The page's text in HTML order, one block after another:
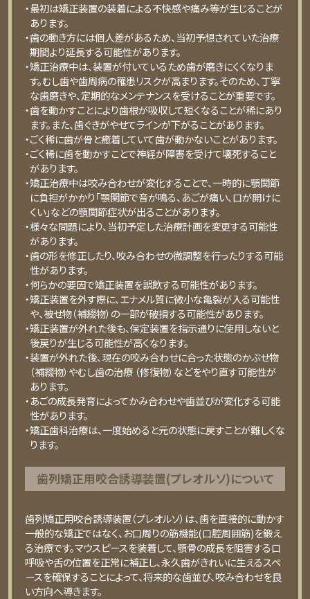
・最初は矯正装置の装着による不快感や痛み等が生じることが
あります。
・歯の動き方には個人差があるため、当初予想されていた治療
期間より延長する可能性があります。
・矯正治療中は、装置が付いているため歯が磨きにくくなりま
す。むし歯や歯周病の罹患リスクが高まります。そのため、丁寧
な歯磨きや、定期的なメンテナンスを受けることが重要です。
・歯を動かすことにより歯根が吸収して短くなることが稀にあり
ます。また、歯ぐきがやせてラインが下がることがあります。
・ごく稀に歯が骨と癒着していて歯が動かないことがあります。
・ごく稀に歯を動かすことで神経が障害を受けて壊死すること
があります。
・矯正治療中は咬み合わせが変化することで、一時的に顎関節
に負担がかかり「顎関節で音が鳴る、あごが痛い、口が開けに
くい」などの顎関節症状が出ることがあります。
・様々な問題により、当初予定した治療計画を変更する可能性
があります。
・歯の形を修正したり、咬み合わせの微調整を行ったりする可能
性があります。
・何らかの要因で矯正装置を誤飲する可能性があります。
・矯正装置を外す際に、エナメル質に微小な亀裂が入る可能性
や、被せ物（補綴物）の一部が破損する可能性があります。
・矯正装置が外れた後も、保定装置を指示通りに使用しないと
後戻りが生じる可能性が高くなります。
・装置が外れた後、現在の咬み合わせに合った状態のかぶせ物
（補綴物）やむし歯の治療 （修復物）などをやり直す可能性が
あります。
・あごの成長発育によってかみ合わせや歯並びが変化する可能
性があります。
・矯正歯科治療は、一度始めると元の状態に戻すことが難しくな
ります。
⻭列矯正⽤咬合誘導装置(プレオルソ)について
歯列矯正用咬合誘導装置（プレオルソ）は、歯を直接的に動かす
一般的な矯正ではなく、お口周りの筋機能(口腔周囲筋)を鍛え
る治療です。マウスピースを装着して、顎骨の成長を阻害する口
呼吸や舌の位置を正常に補正し、永久歯がきれいに生えるスペ
ースを確保することによって、将来的な歯並び、咬み合わせを良
い方向へ導きます。